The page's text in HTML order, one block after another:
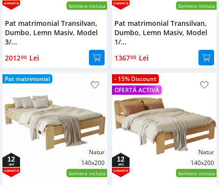
Somiera inclusa
GARANTIE
Pat matrimonial Transilvan,
Dumbo, Lemn Masiv, Model
3/...
201200 Lei
Somiera inclusa
GARANTIE
Pat matrimonial Transilvan,
Dumbo, Lemn Masiv, Model
1/...
136700 Lei
Pat matrimonial
Natur
140x200
Somiera inclusa
12
ani
GARANTIE
- 15% Discount
OFERTĂ ACTIVĂ
Natur
140x200
Somiera inclusa
12
ani
GARANTIE